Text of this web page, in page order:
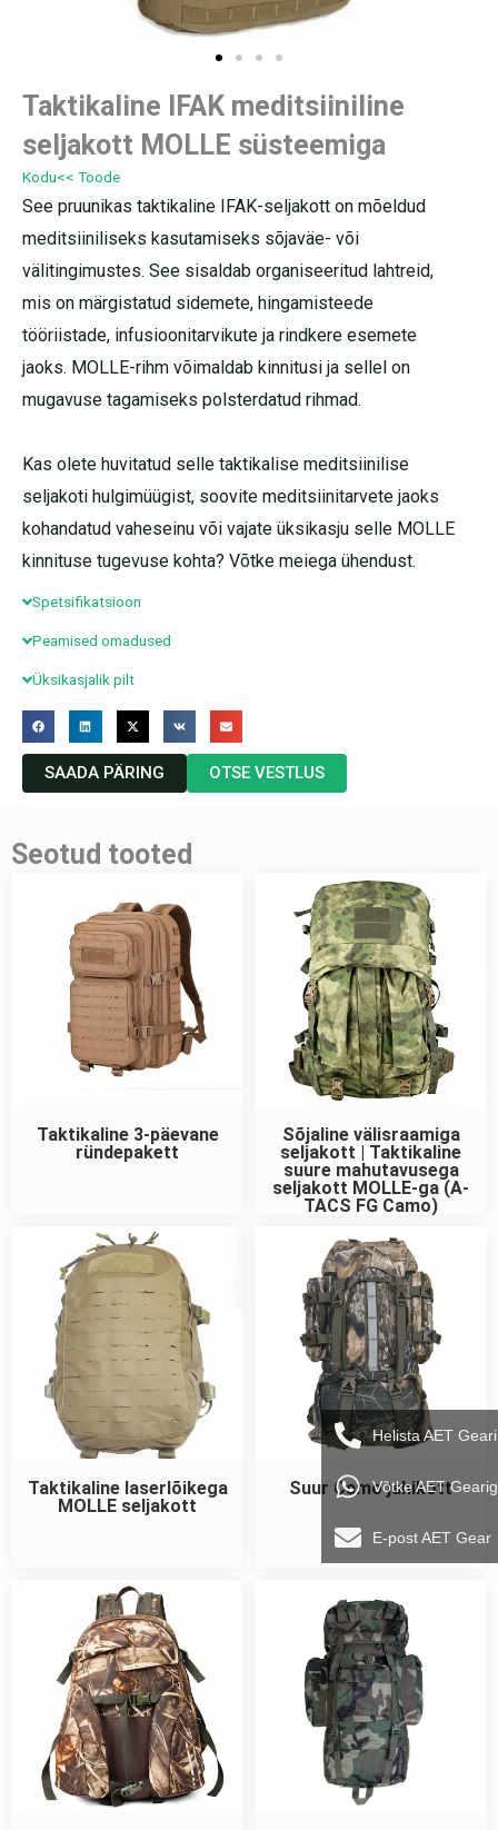
Taktikaline IFAK meditsiiniline
seljakott MOLLE süsteemiga
Kodu<< Toode
See pruunikas taktikaline IFAK-seljakott on mõeldud
meditsiiniliseks kasutamiseks sõjaväe- või
välitingimustes. See sisaldab organiseeritud lahtreid,
mis on märgistatud sidemete, hingamisteede
tööriistade, infusioonitarvikute ja rindkere esemete
jaoks. MOLLE-rihm võimaldab kinnitusi ja sellel on
mugavuse tagamiseks polsterdatud rihmad.
Kas olete huvitatud selle taktikalise meditsiinilise
seljakoti hulgimüügist, soovite meditsiinitarvete jaoks
kohandatud vaheseinu või vajate üksikasju selle MOLLE
kinnituse tugevuse kohta? Võtke meiega ühendust.
Spetsifikatsioon
Peamised omadused
Üksikasjalik pilt
SAADA PÄRING OTSE VESTLUS
Seotud tooted
Taktikaline 3-päevane
ründepakett
Sõjaline välisraamiga
seljakott | Taktikaline
suure mahutavusega
seljakott MOLLE-ga (A-
TACS FG Camo)
Taktikaline laserlõikega
MOLLE seljakott
Suur Camo jahikott
Helista AET
Võtke AET
E-post AET Gear